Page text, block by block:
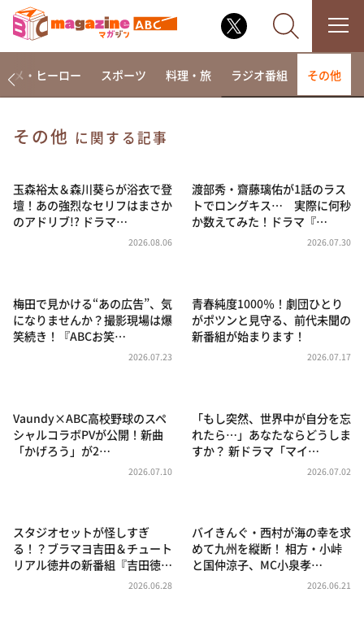
相席食堂
これ余談なんですけど・・・
～人生密着トークバラエティ！～ やすとものいたっ
news おかえり
河合＆A.B.C-Z塚田×福井アナ「なんでやねん！？」
（news おかえり）
朝だ！生です旅サラダ
教えて！ニュースライブ 正義のミカタ
ポツンと一軒家
ザキ山小屋本館
メ・ヒーロー スポーツ 料理・旅 ラジオ番組 その他
その他 に関する記事
玉森裕太＆森川葵らが浴衣で登
壇！あの強烈なセリフはまさか
のアドリブ!? ドラマ…
2026.08.06
渡部秀・齋藤璃佑が1話のラス
トでロングキス… 実際に何秒
か数えてみた！ドラマ『…
2026.07.30
梅田で見かける“あの広告”、気
になりませんか？撮影現場は爆
笑続き！『ABCお笑…
2026.07.23
青春純度1000％！劇団ひとり
がポツンと見守る、前代未聞の
新番組が始まります！
2026.07.17
Vaundy×ABC高校野球のスペ
シャルコラボPVが公開！新曲
「かげろう」が2…
2026.07.10
「もし突然、世界中が自分を忘
れたら…」あなたならどうしま
すか？ 新ドラマ「マイ…
2026.07.02
スタジオセットが怪しすぎ
る！？ブラマヨ吉田＆チュート
リアル徳井の新番組『吉田徳…
2026.06.28
バイきんぐ・西村が海の幸を求
めて九州を縦断！ 相方・小峠
と国仲涼子、MC小泉孝…
2026.06.21